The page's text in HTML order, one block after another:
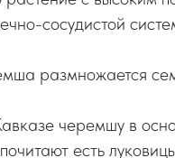
сосудистой
размножается
черемшу в
есть